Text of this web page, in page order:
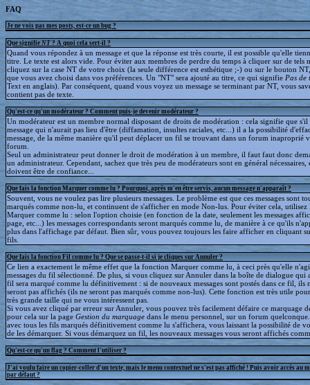
FAQ
Je ne vois pas mes posts, est-ce un bug ?
Que signifie NT ? A quoi cela sert-il ?
Quand vous répondez à un message et que la réponse est très courte, il est possible qu'elle
titre. Le texte est alors vide. Pour éviter aux membres de perdre du temps à cliquer sur de tels
cliquez sur la case NT de votre choix (la seule différence est esthétique ;-) ou sur le bouton
que vous avez choisi dans vos préférences. Un "NT" sera ajouté au titre, ce qui signifie Pas de
Text en anglais). Par conséquent, quand vous voyez un message se terminant par NT, vous
contient pas de texte.
Qu'est-ce qu'un modérateur ? Comment puis-je devenir modérateur ?
Un modérateur est un membre normal disposant de droits de modération : cela signifie que
message qui n'aurait pas lieu d'être (diffamation, insultes raciales, etc...) il a la possibilité
message, de la même manière qu'il peut déplacer un fil se trouvant dans un forum inaproprié
forum.
Seul un administrateur peut donner le droit de modération à un membre, il faut faut donc
un administrateur. Cependant, sachez que très peu de modérateurs sont en général nécessaires,
doivent être de confiance...
Que fais la fonction Marquer comme lu ? Pourquoi, après m'en être servis, aucun message n'apparaît ?
Souvent, vous ne voulez pas lire plusieurs messages. Le problème est que ces messages sont
marqués comme non-lu, et continuent de s'afficher en mode Non-lus. Pour éviter cela,
Marquer comme lu : selon l'option choisie (en fonction de la date, seulement les messages
page, etc...) les messages correspondants seront marqués comme lu, de manière à ce qu'ils
plus dans l'affichage par défaut. Bien sûr, vous pouvez toujours les faire afficher en cliquant
fils.
Que fais la fonction Fil comme lu ? Que se passe-t-il si je cliques sur Annuler ?
Ce lien a exactement le même effet que la fonction Marquer comme lu, à ceci près qu'elle
messages du fil sélectionné. De plus, si vous cliquez sur Annuler dans la boîte de dialogue qui
fil sera marqué comme lu définitivement : si de nouveaux messages sont postés dans ce fil, ils
seront pas affichés (ils ne seront pas marqués comme non-lus). Cette fonction est très utile
très grande taille qui ne vous intéressent pas.
Si vous avez cliqué par erreur sur Annuler, vous pouvez très facilement défaire ce marquage
pour cela sur la page Gestion du marquage dans le menu personnel, sur un forum
avec tous les fils marqués définitivement comme lu s'affichera, vous laissant la possibilité de
de les démarquer. Si vous démarquez un fil, les nouveaux messages vous seront affichés
Qu'est-ce qu'un flag ? Comment l'utiliser ?
J'ai voulu faire un copier-coller d'un texte, mais le menu contextuel ne s'est pas affiché ! Puis avoir accès au
par défaut ?